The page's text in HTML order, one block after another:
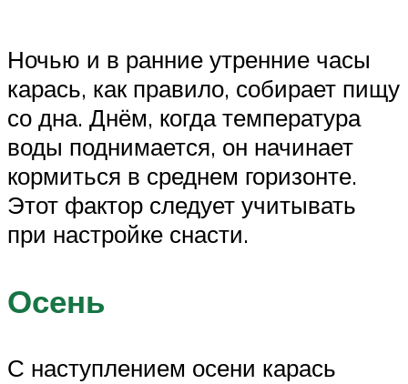
Ночью и в ранние утренние часы
карась, как правило, собирает пищу
со дна. Днём, когда температура
воды поднимается, он начинает
кормиться в среднем горизонте.
Этот фактор следует учитывать
при настройке снасти.
Осень
С наступлением осени карась